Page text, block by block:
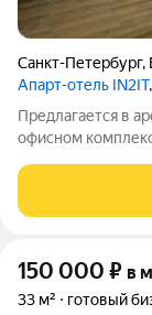
Санкт-Петербург,
Апарт-отель IN2IT
Предлагается в
офисном
уровень
высокую
150 000 ₽ в
33 м² готовый